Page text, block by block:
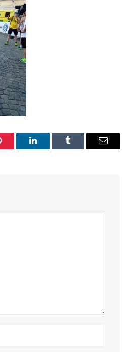
LinkedInTumblr Email